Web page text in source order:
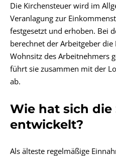
Die Kirchensteuer wird im
Veranlagung zur
festgesetzt und erhoben. Bei
berechnet der Arbeitgeber
Wohnsitz des Arbeitnehmers
führt sie zusammen mit der
ab.
Wie hat sich die
entwickelt?
Als älteste regelmäßige